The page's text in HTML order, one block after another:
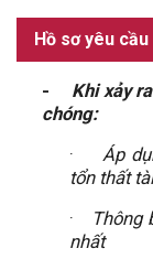
Hồ sơ yêu
-
Khi xảy
chóng:
·
Áp
tổn thất
·
Thông
nhất